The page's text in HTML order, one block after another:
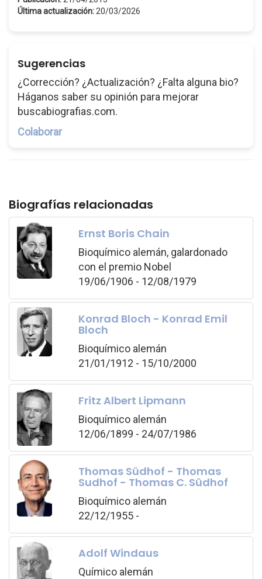
Última actualización: 20/03/2026
Sugerencias
¿Corrección? ¿Actualización? ¿Falta alguna bio?
Háganos saber su opinión para mejorar
buscabiografias.com.
Colaborar
Biografías relacionadas
Ernst Boris Chain
Bioquímico alemán, galardonado
con el premio Nobel
19/06/1906 - 12/08/1979
Konrad Bloch - Konrad Emil
Bloch
Bioquímico alemán
21/01/1912 - 15/10/2000
Fritz Albert Lipmann
Bioquímico alemán
12/06/1899 - 24/07/1986
Thomas Südhof - Thomas
Sudhof - Thomas C. Südhof
Bioquímico alemán
22/12/1955 -
Adolf Windaus
Químico alemán